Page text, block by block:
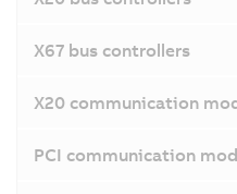
X67 bus controllers
X20 communication
PCI communication